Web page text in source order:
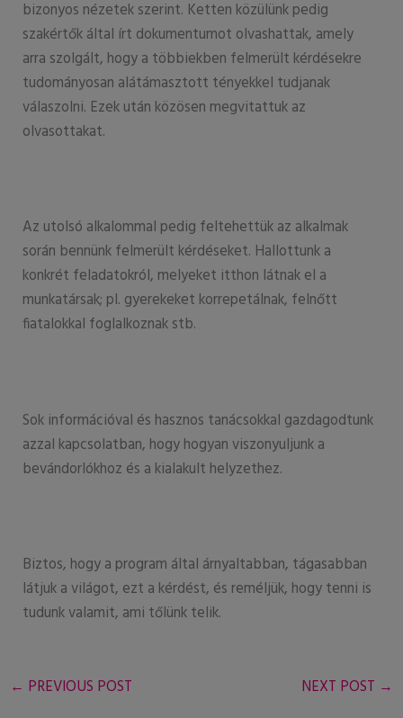
bizonyos nézetek szerint. Ketten közülünk pedig
szakértők által írt dokumentumot olvashattak, amely
arra szolgált, hogy a többiekben felmerült kérdésekre
tudományosan alátámasztott tényekkel tudjanak
válaszolni. Ezek után közösen megvitattuk az
olvasottakat.
Az utolsó alkalommal pedig feltehettük az alkalmak
során bennünk felmerült kérdéseket. Hallottunk a
konkrét feladatokról, melyeket itthon látnak el a
munkatársak; pl. gyerekeket korrepetálnak, felnőtt
fiatalokkal foglalkoznak stb.
Sok információval és hasznos tanácsokkal gazdagodtunk
azzal kapcsolatban, hogy hogyan viszonyuljunk a
bevándorlókhoz és a kialakult helyzethez.
Biztos, hogy a program által árnyaltabban, tágasabban
látjuk a világot, ezt a kérdést, és reméljük, hogy tenni is
tudunk valamit, ami tőlünk telik.
← PREVIOUS POST NEXT POST →